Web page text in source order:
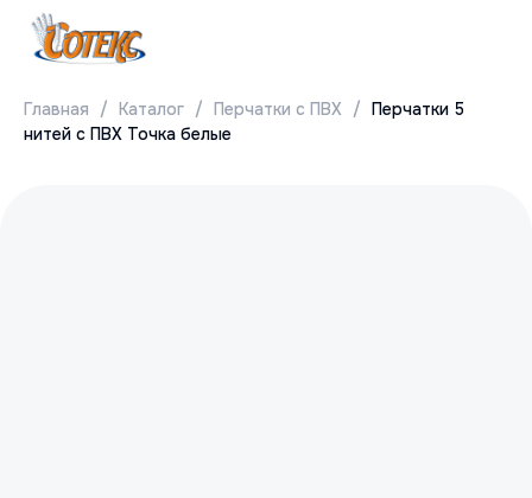
Главная Каталог Перчатки с ПВХ
Перчатки 5
нитей с ПВХ Точка белые